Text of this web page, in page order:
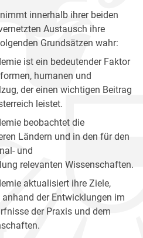
innerhalb ihrer beiden
Austausch ihre
Grundsätzen wahr:
ist ein bedeutender Faktor
humanen und
der einen wichtigen Beitrag
leistet.
beobachtet die
Ländern und in den für den
und
relevanten Wissenschaften.
aktualisiert ihre Ziele,
anhand der Entwicklungen im
der Praxis und dem